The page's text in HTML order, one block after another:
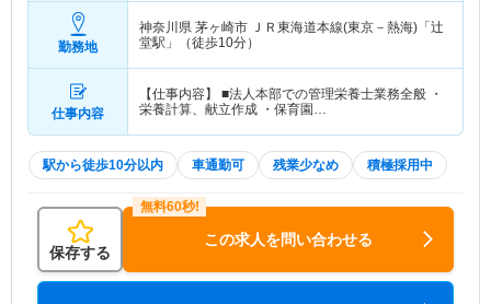
勤務地
神奈川県 茅ヶ崎市 ＪＲ東海道本線(東京－熱海)「辻
堂駅」（徒歩10分）
仕事内容
【仕事内容】 ■法人本部での管理栄養士業務全般 ・
栄養計算、献立作成 ・保育園…
駅から徒歩10分以内 車通勤可 残業少なめ 積極採用中
保存する
この求人を問い合わせる